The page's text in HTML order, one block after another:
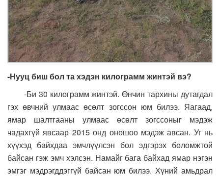
-Нууц биш бол та хэдэн килограмм жинтэй вэ?
-Би 30 килограмм жинтэй. Өнчин тархины дутагдал
гэх өвчний улмаас өсөлт зогссон юм билээ. Яагаад,
ямар шалтгааны улмаас өсөлт зогссоныг мэдэж
чадахгүй явсаар 2015 онд оношоо мэдэж авсан. Уг нь
хүүхэд байхдаа эмчлүүлсэн бол эдгэрэх боломжтой
байсан гэж эмч хэлсэн. Намайг бага байхад ямар нэгэн
эмгэг мэдрэгддэггүй байсан юм билээ. Хүний амьдрал